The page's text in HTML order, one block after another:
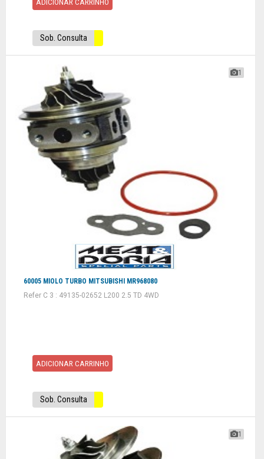
ADICIONAR CARRINHO
Sob. Consulta
1
60005 MIOLO TURBO MITSUBISHI MR968080
Refer C 3 : 49135-02652 L200 2.5 TD 4WD
ADICIONAR CARRINHO
Sob. Consulta
1